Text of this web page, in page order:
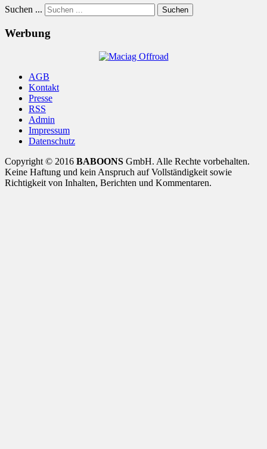
Suchen ... Suchen
Werbung
AGB
Kontakt
Presse
RSS
Admin
Impressum
Datenschutz
Copyright © 2016 BABOONS GmbH. Alle Rechte vorbehalten.
Keine Haftung und kein Anspruch auf Vollständigkeit sowie
Richtigkeit von Inhalten, Berichten und Kommentaren.